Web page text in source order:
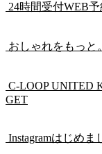
24時間受付WEB
おしゃれをもっと
C-LOOP UNITED
GET
Instagramはじめま